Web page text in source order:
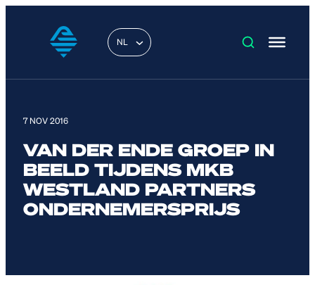
NL
7 NOV 2016
VAN DER ENDE GROEP IN
BEELD TIJDENS MKB
WESTLAND PARTNERS
ONDERNEMERSPRIJS